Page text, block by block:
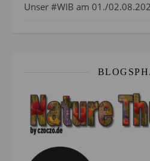
Unser #WIB am 01./